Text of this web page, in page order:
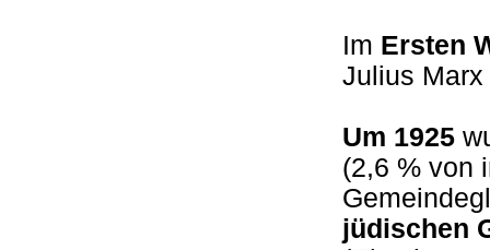
Im Ersten
Julius
Um 1925
(2,6 % von
jüdischen